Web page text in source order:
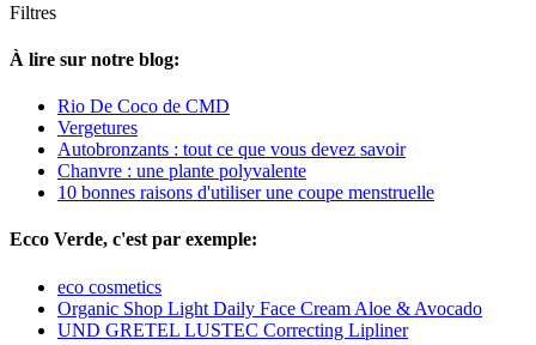
Filtres
À lire sur notre blog:
Rio De Coco de CMD
Vergetures
Autobronzants : tout ce que vous devez savoir
Chanvre : une plante polyvalente
10 bonnes raisons d'utiliser une coupe menstruelle
Ecco Verde, c'est par exemple:
eco cosmetics
Organic Shop Light Daily Face Cream Aloe & Avocado
UND GRETEL LUSTEC Correcting Lipliner